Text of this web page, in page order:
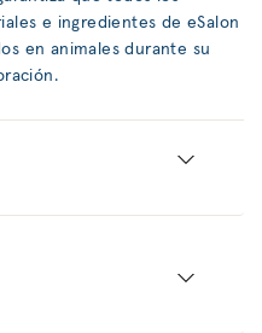
e ingredientes de eSalon
en animales durante su